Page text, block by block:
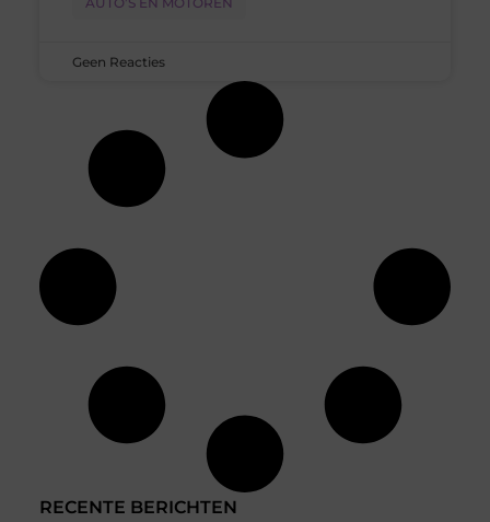
RECENTE BERICHTEN
Geen Reacties